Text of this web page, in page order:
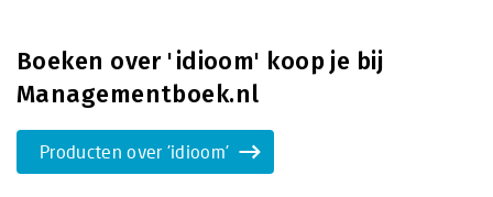
Boeken over 'idioom' koop je bij
Managementboek.nl
Producten over 'idioom'